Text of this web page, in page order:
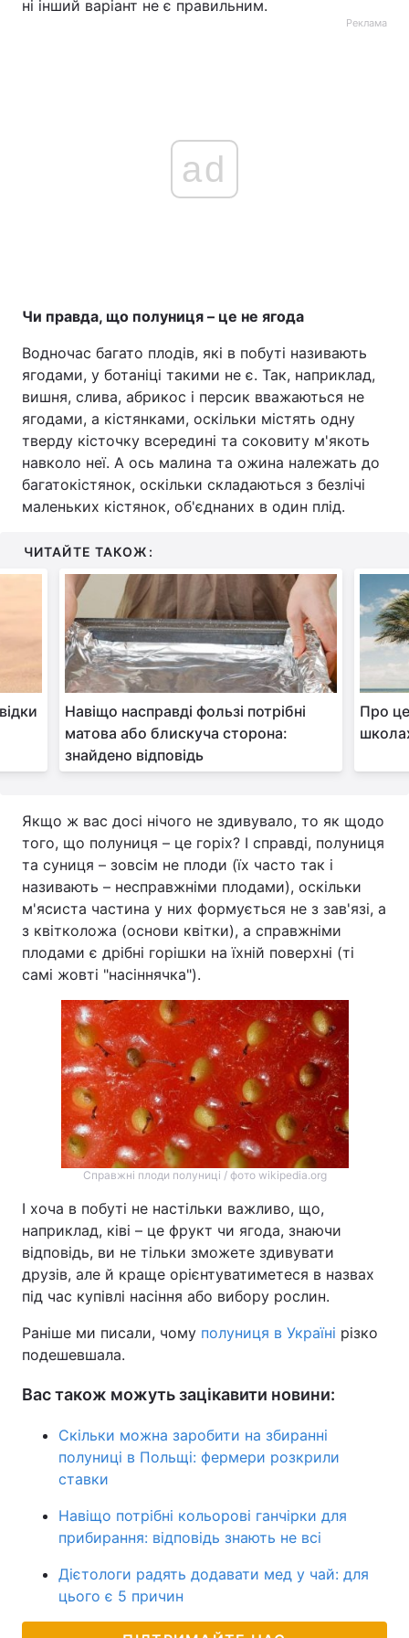
ні інший варіант не є правильним.
Реклама
ad
Чи правда, що полуниця – це не ягода
Водночас багато плодів, які в побуті називають
ягодами, у ботаніці такими не є. Так, наприклад,
вишня, слива, абрикос і персик вважаються не
ягодами, а кістянками, оскільки містять одну
тверду кісточку всередині та соковиту м'якоть
навколо неї. А ось малина та ожина належать до
багатокістянок, оскільки складаються з безлічі
маленьких кістянок, об'єднаних в один плід.
ЧИТАЙТЕ ТАКОЖ:
Навіщо насправді фользі потрібні
матова або блискуча сторона:
знайдено відповідь
Про
Якщо ж вас досі нічого не здивувало, то як щодо
того, що полуниця – це горіх? І справді, полуниця
та суниця – зовсім не плоди (їх часто так і
називають – несправжніми плодами), оскільки
м'ясиста частина у них формується не з зав'язі, а
з квітколожа (основи квітки), а справжніми
плодами є дрібні горішки на їхній поверхні (ті
самі жовті "насіннячка").
Справжні плоди полуниці / фото wikipedia.org
І хоча в побуті не настільки важливо, що,
наприклад, ківі – це фрукт чи ягода, знаючи
відповідь, ви не тільки зможете здивувати
друзів, але й краще орієнтуватиметеся в назвах
під час купівлі насіння або вибору рослин.
Раніше ми писали, чому полуниця в Україні різко
подешевшала.
Вас також можуть зацікавити новини:
Скільки можна заробити на збиранні
полуниці в Польщі: фермери розкрили
ставки
Навіщо потрібні кольорові ганчірки для
прибирання: відповідь знають не всі
Дієтологи радять додавати мед у чай: для
цього є 5 причин